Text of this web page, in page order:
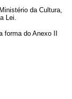
da Cultura,
Lei.
do Anexo II